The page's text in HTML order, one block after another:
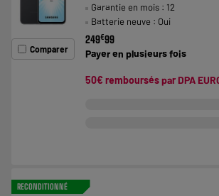
Comparer
Garantie en mois : 12
Batterie neuve : Oui
249€99
Payer en plusieurs fois
50€ remboursés par DPA
RECONDITIONNÉ